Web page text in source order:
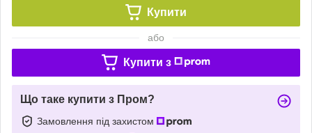
Купити
або
Купити з
Що таке купити з Пром?
Замовлення під захистом